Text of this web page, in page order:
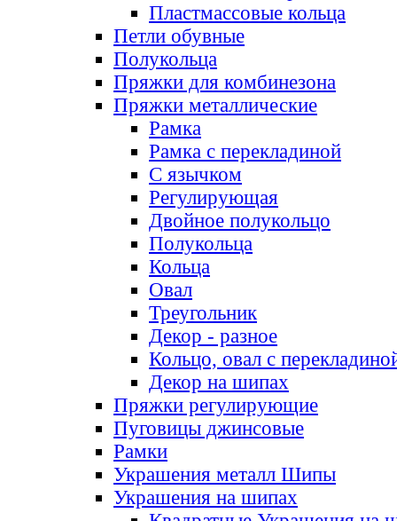
Пластмассовые кольца
Петли обувные
Полукольца
Пряжки для комбинезона
Пряжки металлические
Рамка
Рамка с перекладиной
С язычком
Регулирующая
Двойное полукольцо
Полукольца
Кольца
Овал
Треугольник
Декор - разное
Кольцо, овал с
Декор на шипах
Пряжки регулирующие
Пуговицы джинсовые
Рамки
Украшения металл Шипы
Украшения на шипах